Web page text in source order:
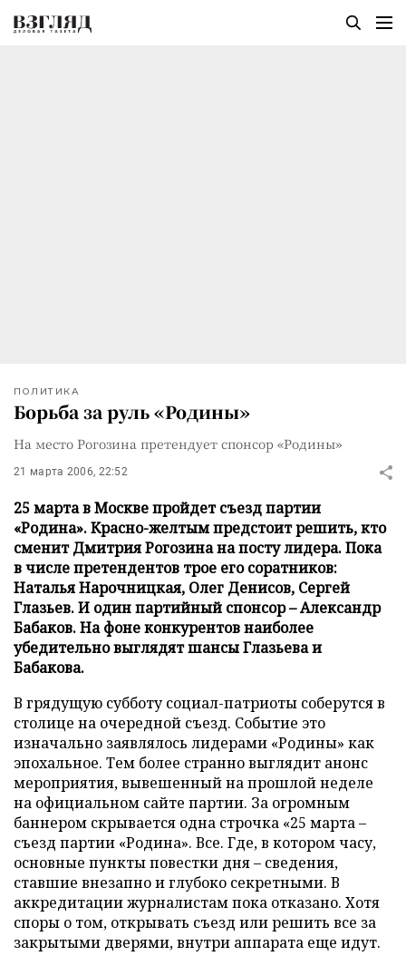
ПОЛИТИКА
Борьба за руль «Родины»
На место Рогозина претендует спонсор «Родины»
21 марта 2006, 22:52
25 марта в Москве пройдет съезд партии
«Родина». Красно-желтым предстоит решить, кто
сменит Дмитрия Рогозина на посту лидера. Пока
в числе претендентов трое его соратников:
Наталья Нарочницкая, Олег Денисов, Сергей
Глазьев. И один партийный спонсор – Александр
Бабаков. На фоне конкурентов наиболее
убедительно выглядят шансы Глазьева и
Бабакова.
В грядущую субботу социал-патриоты соберутся в
столице на очередной съезд. Событие это
изначально заявлялось лидерами «Родины» как
эпохальное. Тем более странно выглядит анонс
мероприятия, вывешенный на прошлой неделе
на официальном сайте партии. За огромным
баннером скрывается одна строчка «25 марта –
съезд партии «Родина». Все. Где, в котором часу,
основные пункты повестки дня – сведения,
ставшие внезапно и глубоко секретными. В
аккредитации журналистам пока отказано. Хотя
споры о том, открывать съезд или решить все за
закрытыми дверями, внутри аппарата еще идут.